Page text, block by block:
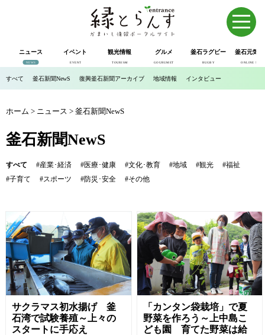
ニュース
NEWS
イベント
EVENT
観光情報
TOURISM
グルメ
GOURUMET
釜石ラグビー
RUGBY
釜石元気
ONLINE SHOP
すべて 釜石新聞NewS 復興釜石新聞アーカイブ 地域情報 インタビュー
ホーム > ニュース > 釜石新聞NewS
釜石新聞NewS
すべて #産業･経済 #医療･健康 #文化･教育 #地域 #観光
#福祉
#子育て
#スポーツ #防災･安全 #その他
サクラマス初水揚げ 釜
石湾で試験養殖～上々の
スタートに手応え
「カンタン袋栽培」で夏
野菜を作ろう～上中島こ
ども園 育てた野菜は給